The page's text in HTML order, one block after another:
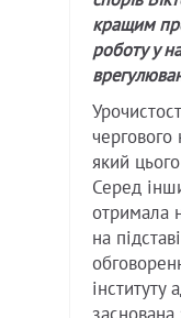
кращим
роботу у
чергового
який
Серед
отримала
на
інституту